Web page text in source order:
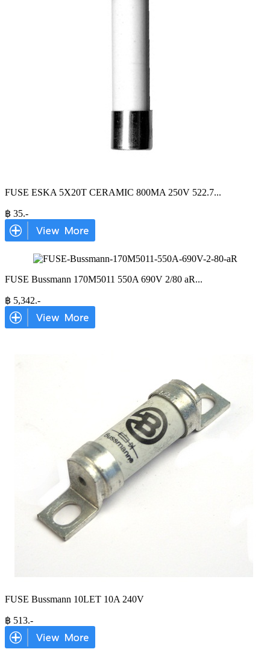
FUSE ESKA 5X20T CERAMIC 800MA 250V 522.7...
฿ 35.-
FUSE Bussmann 170M5011 550A 690V 2/80 aR...
฿ 5,342.-
FUSE Bussmann 10LET 10A 240V
฿ 513.-